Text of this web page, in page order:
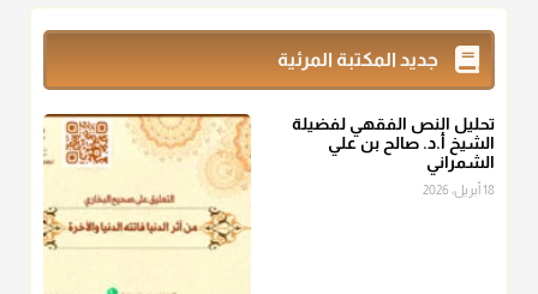
المعتدلين غير مقبوضتين ولا مبسوطتين أربع مرات من الرز أو البر
أو التمر أو اللحم
منذ 3 شهر
، فإلم يعلم إلا بعد ذلك لم تجزه لقولهﷺ:
جديد المكتبة المرئية
تحليل النص الفقهي لفضيلة
الشيخ أ.د. صالح بن علي
الشمراني
18 أبريل، 2026